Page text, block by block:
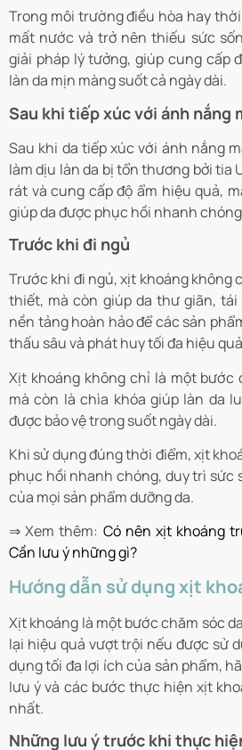
Trong môi trường điều hòa hay
mất nước và trở nên thiếu sức
giải pháp lý tưởng, giúp cung cấp
làn da mịn màng suốt cả ngày dài.
Sau khi tiếp xúc với ánh nắng
Sau khi da tiếp xúc với ánh nắng
làm dịu làn da bị tổn thương bởi tia
rát và cung cấp độ ẩm hiệu quả,
giúp da được phục hồi nhanh
Trước khi đi ngủ
Trước khi đi ngủ, xịt khoáng không
thiết, mà còn giúp da thư giãn,
nền tảng hoàn hảo để các sản
thấu sâu và phát huy tối đa hiệu
Xịt khoáng không chỉ là một bước
mà còn là chìa khóa giúp làn da
được bảo vệ trong suốt ngày dài.
Khi sử dụng đúng thời điểm, xịt
phục hồi nhanh chóng, duy trì sức
của mọi sản phẩm dưỡng da.
⇒ Xem thêm: Có nên xịt khoáng
Cần lưu ý những gì?
Hướng dẫn sử dụng xịt
Xịt khoáng là một bước chăm sóc
lại hiệu quả vượt trội nếu được sử
dụng tối đa lợi ích của sản phẩm,
lưu ý và các bước thực hiện xịt
nhất.
Những lưu ý trước khi thực